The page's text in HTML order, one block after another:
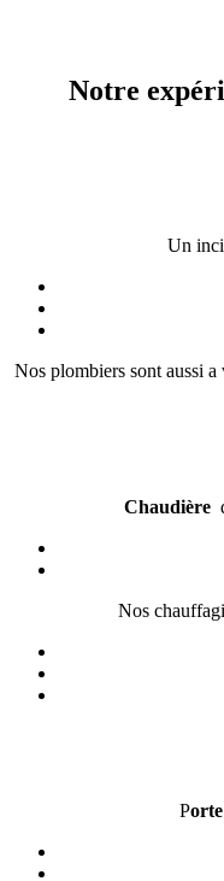
Notre
Un
Nos plombiers sont aussi
Chaudière
Nos
Porte